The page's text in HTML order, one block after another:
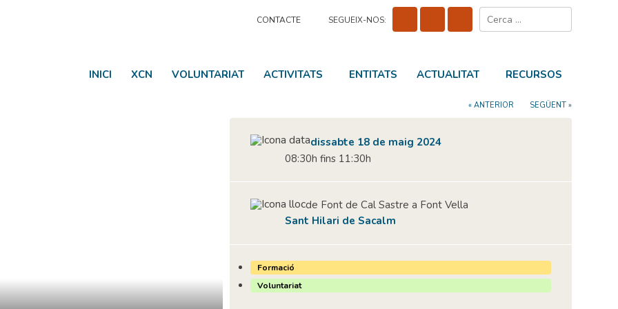
CONTACTE SEGUEIX-NOS:
INICI XCN VOLUNTARIAT ACTIVITATS ENTITATS ACTUALITAT RECURSOS
« ANTERIOR SEGÜENT »
dissabte 18 de maig 2024
08:30h fins 11:30h
de Font de Cal Sastre a Font Vella
Sant Hilari de Sacalm
Formació
Voluntariat